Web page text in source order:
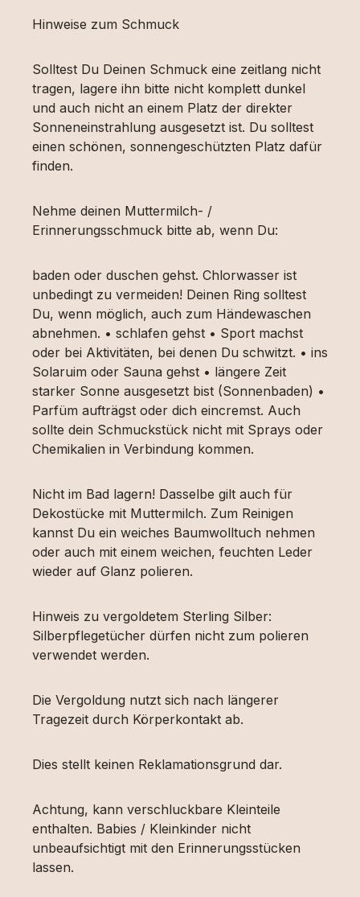
Hinweise zum Schmuck
Solltest Du Deinen Schmuck eine zeitlang nicht
tragen, lagere ihn bitte nicht komplett dunkel
und auch nicht an einem Platz der direkter
Sonneneinstrahlung ausgesetzt ist. Du solltest
einen schönen, sonnengeschützten Platz dafür
finden.
Nehme deinen Muttermilch- /
Erinnerungsschmuck bitte ab, wenn Du:
baden oder duschen gehst. Chlorwasser ist
unbedingt zu vermeiden! Deinen Ring solltest
Du, wenn möglich, auch zum Händewaschen
abnehmen. • schlafen gehst • Sport machst
oder bei Aktivitäten, bei denen Du schwitzt. • ins
Solaruim oder Sauna gehst • längere Zeit
starker Sonne ausgesetzt bist (Sonnenbaden) •
Parfüm aufträgst oder dich eincremst. Auch
sollte dein Schmuckstück nicht mit Sprays oder
Chemikalien in Verbindung kommen.
Nicht im Bad lagern! Dasselbe gilt auch für
Dekostücke mit Muttermilch. Zum Reinigen
kannst Du ein weiches Baumwolltuch nehmen
oder auch mit einem weichen, feuchten Leder
wieder auf Glanz polieren.
Hinweis zu vergoldetem Sterling Silber:
Silberpflegetücher dürfen nicht zum polieren
verwendet werden.
Die Vergoldung nutzt sich nach längerer
Tragezeit durch Körperkontakt ab.
Dies stellt keinen Reklamationsgrund dar.
Achtung, kann verschluckbare Kleinteile
enthalten. Babies / Kleinkinder nicht
unbeaufsichtigt mit den Erinnerungsstücken
lassen.